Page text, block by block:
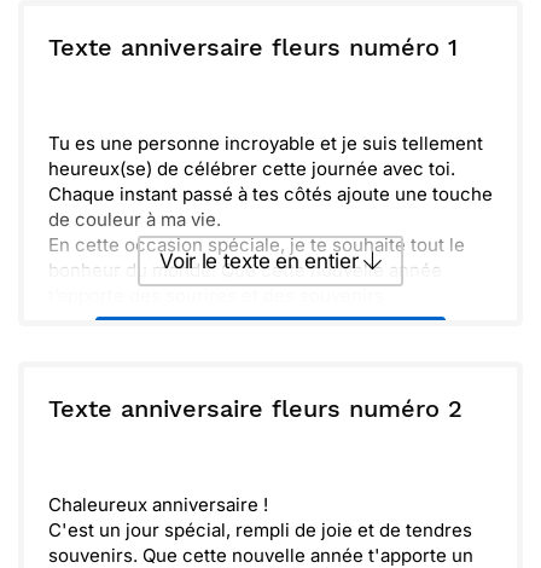
Texte anniversaire fleurs numéro 1
Tu es une personne incroyable et je suis tellement
heureux(se) de célébrer cette journée avec toi.
Chaque instant passé à tes côtés ajoute une touche
de couleur à ma vie.
En cette occasion spéciale, je te souhaite tout le
bonheur du monde. Que cette nouvelle année
mémorables.
reconnaissant(e) de t'avoir dans ma vie.
Profite de cette journée, célèbre comme il se doit
Voir le texte en entier
ou : Copier Recevoir par mail
Texte anniversaire fleurs numéro 2
Chaleureux anniversaire !
C'est un jour spécial, rempli de joie et de tendres
souvenirs. Que cette nouvelle année t'apporte un